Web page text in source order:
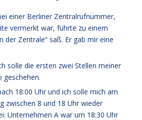
einer Berliner Zentralrufnummer,
vermerkt war, führte zu einem
der Zentrale“ saß. Er gab mir eine
solle die ersten zwei Stellen meiner
geschehen.
18:00 Uhr und ich solle mich am
zwischen 8 und 18 Uhr wieder
Unternehmen A war um 18:30 Uhr